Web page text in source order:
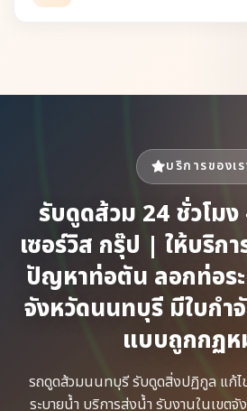
บริการของเร
รับดูดส้วม 24 ชั่วโม
เซอร์วิส กรุ๊ป | ให้บริก
ปัญหาท่อตัน ลอกท่อระ
จังหวัดนนทบุรี มีใบกำ
แบบถูกกฏห
รถดูดส้วม​นนทบุรี รับดูดสิ่งปฏิกูล​ แก้
ระบายน้ำ​ บริการส่งน้ำ รับงานในเขต